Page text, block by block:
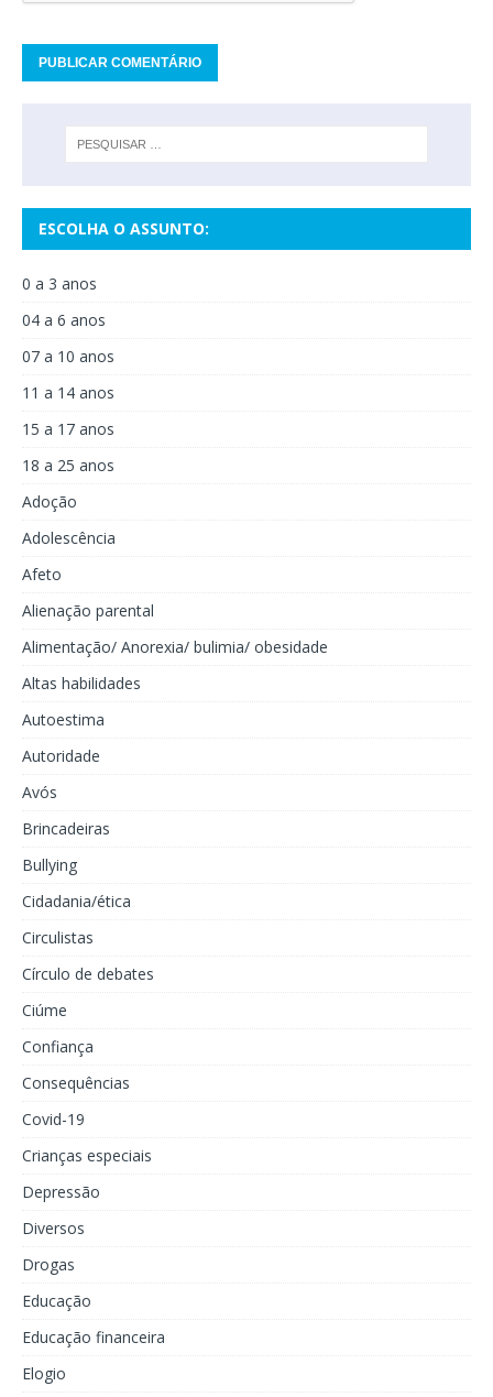
ESCOLHA O ASSUNTO:
0 a 3 anos
04 a 6 anos
07 a 10 anos
11 a 14 anos
15 a 17 anos
18 a 25 anos
Adoção
Adolescência
Afeto
Alienação parental
Alimentação/ Anorexia/ bulimia/ obesidade
Altas habilidades
Autoestima
Autoridade
Avós
Brincadeiras
Bullying
Cidadania/ética
Circulistas
Círculo de debates
Ciúme
Confiança
Consequências
Covid-19
Crianças especiais
Depressão
Diversos
Drogas
Educação
Educação financeira
Elogio